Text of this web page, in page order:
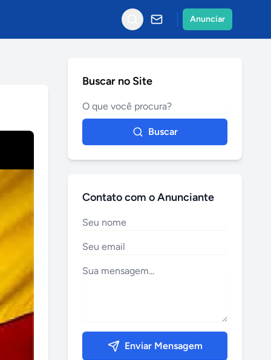
Anunciar
Buscar no Site
Buscar
Contato com o Anunciante
Enviar Mensagem